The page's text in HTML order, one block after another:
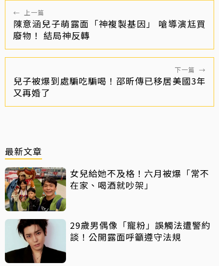
← 上一篇
陳意涵兒子萌露面「神複製基因」 嗆導演尪買
廢物！ 結局神反轉
下一篇 →
兒子被爆到處騙吃騙喝！邵昕傳已移居美國3年
又再婚了
最新文章
女兒給她不及格！六月被爆「常不
在家、喝酒就吵架」
29歲男偶像「寵粉」誤觸法遭警約
談！公開露面呼籲遵守法規